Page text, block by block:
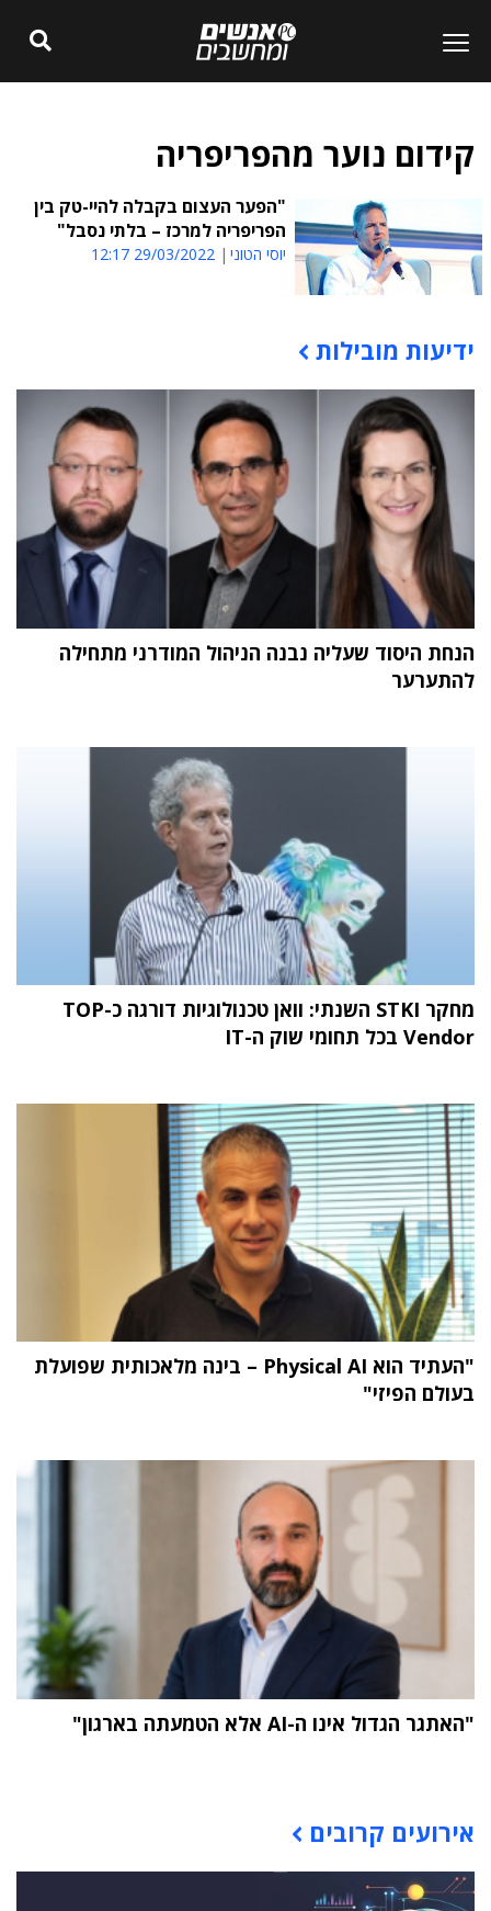
קידום נוער מהפריפריה
"הפער העצום בקבלה להיי-טק בין
הפריפריה למרכז – בלתי נסבל"
יוסי הטוני 29/03/2022 12:17
תוכן פרסומי
ידיעות מובילות
הנחת היסוד שעליה נבנה הניהול המודרני מתחילה
להתערער
מחקר STKI השנתי: וואן טכנולוגיות דורגה כ-TOP
Vendor בכל תחומי שוק ה-IT
"העתיד הוא Physical AI – בינה מלאכותית שפועלת
בעולם הפיזי"
"האתגר הגדול אינו ה-AI אלא הטמעתה בארגון"
אירועים קרובים